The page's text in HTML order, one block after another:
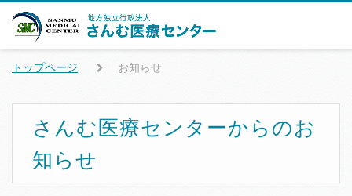
トップページ お知らせ
さんむ医療センターからのお
知らせ